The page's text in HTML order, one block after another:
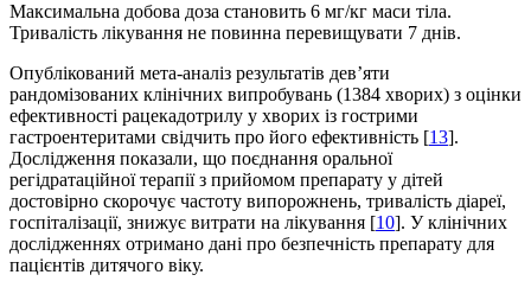
Максимальна добова доза становить 6 мг/кг маси тіла.
Тривалість лікування не повинна перевищувати 7 днів.
Опублікований мета-аналіз результатів дев’яти
рандомізованих клінічних випробувань (1384 хворих) з оцінки
ефективності рацекадотрилу у хворих із гострими
гастроентеритами свідчить про його ефективність [13].
Дослідження показали, що поєднання оральної
регідратаційної терапії з прийомом препарату у дітей
достовірно скорочує частоту випорожнень, тривалість діареї,
госпіталізації, знижує витрати на лікування [10]. У клінічних
дослідженнях отримано дані про безпечність препарату для
пацієнтів дитячого віку.